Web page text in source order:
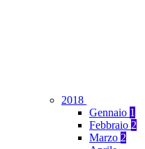
2018
Gennaio 1
Febbraio 2
Marzo 2